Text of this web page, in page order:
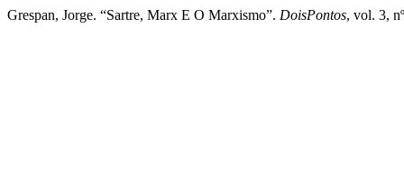
Grespan, Jorge. “Sartre, Marx E O Marxismo”. DoisPontos, vol. 3,